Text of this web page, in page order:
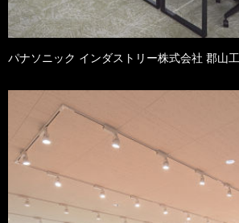
パナソニック インダストリー株式会社 郡山